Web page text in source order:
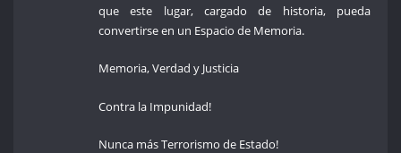
que este lugar, cargado de historia, pueda
convertirse en un Espacio de Memoria.
Memoria, Verdad y Justicia
Contra la Impunidad!
Nunca más Terrorismo de Estado!